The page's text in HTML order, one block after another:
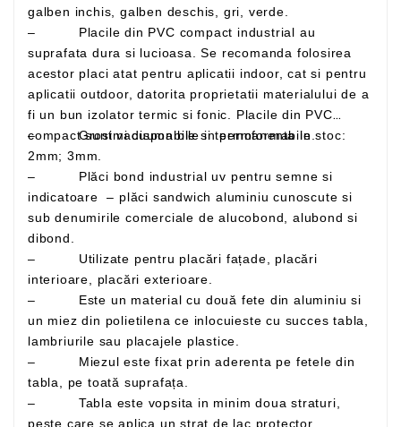
galben inchis, galben deschis, gri, verde.
– Placile din PVC compact industrial au
suprafata dura si lucioasa. Se recomanda folosirea
acestor placi atat pentru aplicatii indoor, cat si pentru
aplicatii outdoor, datorita proprietatii materialului de a
fi un bun izolator termic si fonic. Placile din PVC
compact sunt vacuumabile si termoformabile.
– Grosimi disponibile in permanenta in stoc:
2mm; 3mm.
– Plăci bond industrial uv pentru semne si
indicatoare – plăci sandwich aluminiu cunoscute si
sub denumirile comerciale de alucobond, alubond si
dibond.
– Utilizate pentru placări fațade, placări
interioare, placări exterioare.
– Este un material cu două fete din aluminiu si
un miez din polietilena ce inlocuieste cu succes tabla,
lambriurile sau placajele plastice.
– Miezul este fixat prin aderenta pe fetele din
tabla, pe toată suprafața.
– Tabla este vopsita in minim doua straturi,
peste care se aplica un strat de lac protector